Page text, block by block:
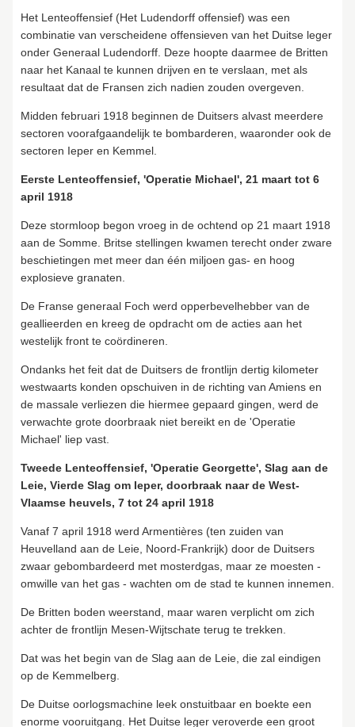
Het Lenteoffensief (Het Ludendorff offensief) was een
combinatie van verscheidene offensieven van het Duitse leger
onder Generaal Ludendorff. Deze hoopte daarmee de Britten
naar het Kanaal te kunnen drijven en te verslaan, met als
resultaat dat de Fransen zich nadien zouden overgeven.
Midden februari 1918 beginnen de Duitsers alvast meerdere
sectoren voorafgaandelijk te bombarderen, waaronder ook de
sectoren Ieper en Kemmel.
Eerste Lenteoffensief, 'Operatie Michael', 21 maart tot 6
april 1918
Deze stormloop begon vroeg in de ochtend op 21 maart 1918
aan de Somme. Britse stellingen kwamen terecht onder zware
beschietingen met meer dan één miljoen gas- en hoog
explosieve granaten.
De Franse generaal Foch werd opperbevelhebber van de
geallieerden en kreeg de opdracht om de acties aan het
westelijk front te coördineren.
Ondanks het feit dat de Duitsers de frontlijn dertig kilometer
westwaarts konden opschuiven in de richting van Amiens en
de massale verliezen die hiermee gepaard gingen, werd de
verwachte grote doorbraak niet bereikt en de 'Operatie
Michael' liep vast.
Tweede Lenteoffensief, 'Operatie Georgette', Slag aan de
Leie, Vierde Slag om Ieper, doorbraak naar de West-
Vlaamse heuvels, 7 tot 24 april 1918
Vanaf 7 april 1918 werd Armentières (ten zuiden van
Heuvelland aan de Leie, Noord-Frankrijk) door de Duitsers
zwaar gebombardeerd met mosterdgas, maar ze moesten -
omwille van het gas - wachten om de stad te kunnen innemen.
De Britten boden weerstand, maar waren verplicht om zich
achter de frontlijn Mesen-Wijtschate terug te trekken.
Dat was het begin van de Slag aan de Leie, die zal eindigen
op de Kemmelberg.
De Duitse oorlogsmachine leek onstuitbaar en boekte een
enorme vooruitgang. Het Duitse leger veroverde een groot